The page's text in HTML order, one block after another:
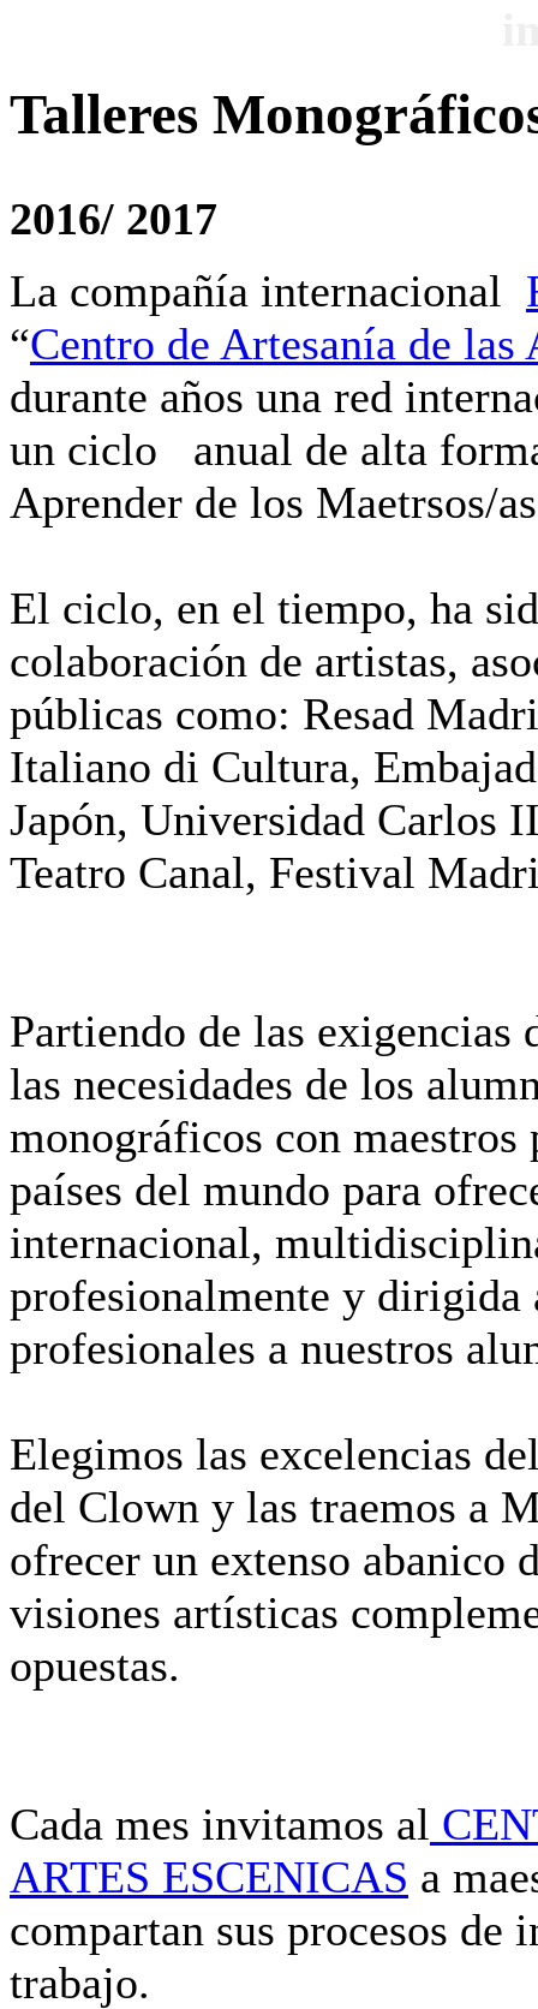
Talleres
2016/ 2017
La compañía internacional
“Centro de Artesanía de las
durante años una red
un ciclo anual de alta
Aprender de los Maetrsos/
El ciclo, en el tiempo, ha
colaboración de artistas,
públicas como: Resad
Italiano di Cultura,
Japón, Universidad Carlos
Teatro Canal, Festival
Partiendo de las exigencias
las necesidades de los
monográficos con maestros
países del mundo para
internacional,
profesionalmente y dirigida
profesionales a nuestros
Elegimos las excelencias
del Clown y las traemos a
ofrecer un extenso abanico
visiones artísticas
opuestas.
Cada mes invitamos al
ARTES ESCENICAS a
compartan sus procesos de
trabajo.